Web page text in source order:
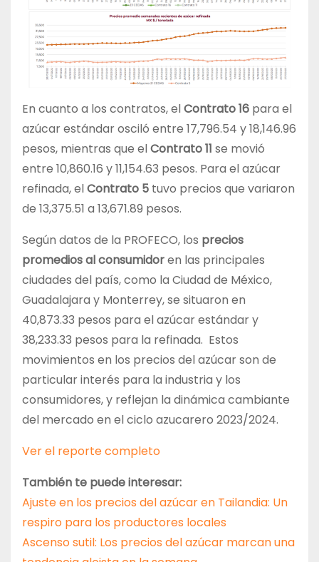
En cuanto a los contratos, elContrato 16 para el
azúcar estándar osciló entre 17,796.54 y 18,146.96
pesos, mientras que elContrato 11 se movió
entre 10,860.16 y 11,154.63 pesos. Para el azúcar
refinada, elContrato 5 tuvo precios que variaron
de 13,375.51 a 13,671.89 pesos.
Según datos de la PROFECO, los precios
promedios al consumidoren las principales
ciudades del país, como la Ciudad de México,
Guadalajara y Monterrey, se situaron en
40,873.33 pesos para el azúcar estándar y
38,233.33 pesos para la refinada. Estos
movimientos en los precios del azúcar son de
particular interés para la industria y los
consumidores, y reflejan la dinámica cambiante
del mercado en el ciclo azucarero 2023/2024.
Ver el reporte completo
También te puede interesar:
Ajuste en los precios del azúcar en Tailandia: Un
respiro para los productores locales
Ascenso sutil: Los precios del azúcar marcan una